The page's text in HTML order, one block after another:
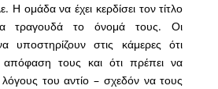
Η ομάδα να έχει κερδίσει τον τίτλο
τραγουδά το όνομά τους. Οι
υποστηρίζουν στις κάμερες ότι
τους και ότι πρέπει να
του αντίο – σχεδόν να τους